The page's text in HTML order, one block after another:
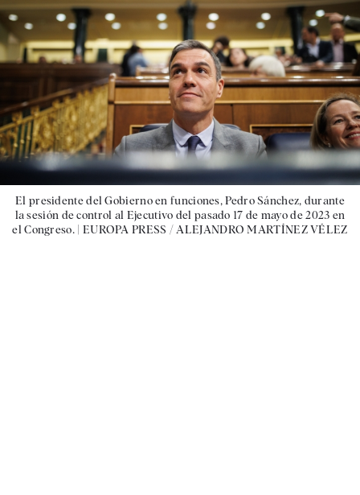
El presidente del Gobierno en funciones, Pedro Sánchez, durante
la sesión de control al Ejecutivo del pasado 17 de mayo de 2023 en
el Congreso. | EUROPA PRESS / ALEJANDRO MARTÍNEZ VÉLEZ